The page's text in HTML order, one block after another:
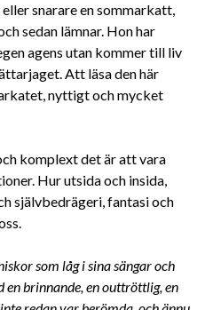
snarare en sommarkatt,
sedan lämnar. Hon har
agens utan kommer till liv
Att läsa den här
nyttigt och mycket
komplext det är att vara
Hur utsida och insida,
självbedrägeri, fantasi och
som låg i sina sängar och
brinnande, en outtröttlig, en